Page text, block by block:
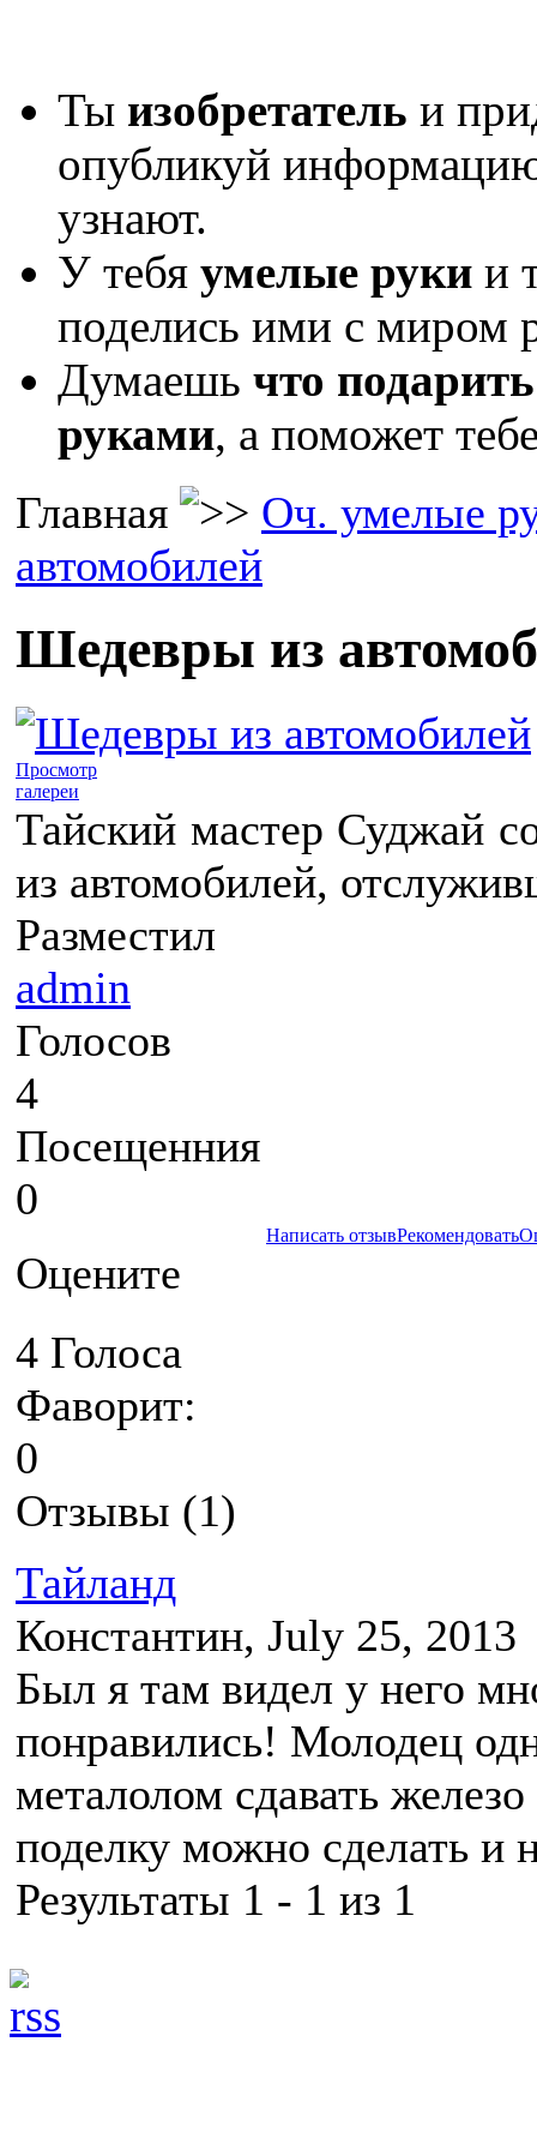
Ты изобретатель и
опубликуй
узнают.
У тебя умелые руки и
поделись ими с миром
Думаешь что
руками, а поможет
Главная
Оч. умелые
автомобилей
Шедевры из
Просмотр
галереи
Тайский мастер Суджай
из автомобилей,
Разместил
admin
Голосов
4
Посещенния
0
Написать отзывРекомендовать
Оцените
4 Голоса
Фаворит:
0
Отзывы (1)
Тайланд
Константин, July 25, 2013
Был я там видел у него
понравились! Молодец
металолом сдавать
поделку можно сделать и
Результаты 1 - 1 из 1